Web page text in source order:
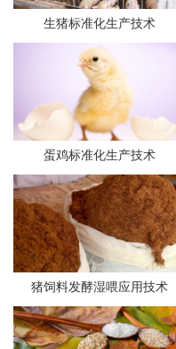
生猪标准化生产技术
蛋鸡标准化生产技术
猪饲料发酵湿喂应用技术